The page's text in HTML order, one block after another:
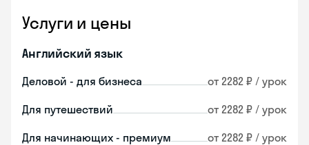
Услуги и цены
Английский язык
Деловой - для бизнеса от 2282 ₽ / урок
Для путешествий от 2282 ₽ / урок
Для начинающих - премиум от 2282 ₽ / урок